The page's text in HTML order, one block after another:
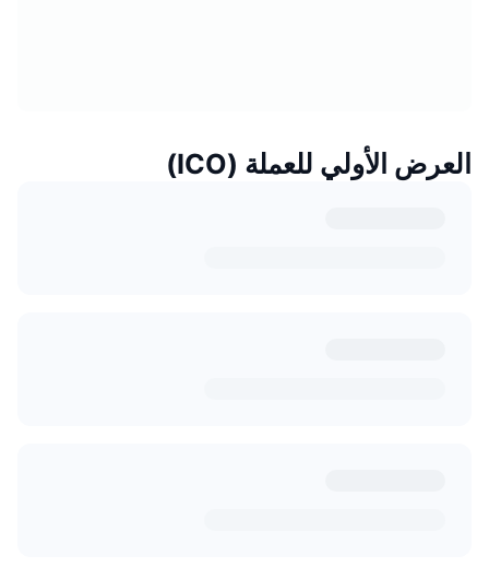
العرض الأولي للعملة (ICO)